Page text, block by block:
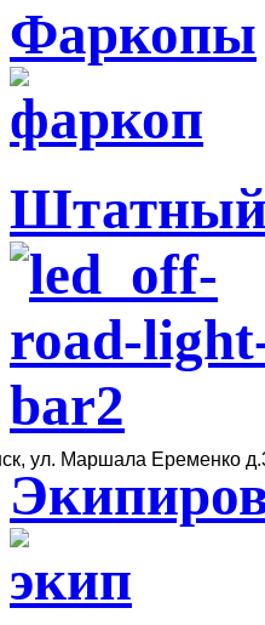
ул. Маршала Еременко
Фаркопы
Штатный/